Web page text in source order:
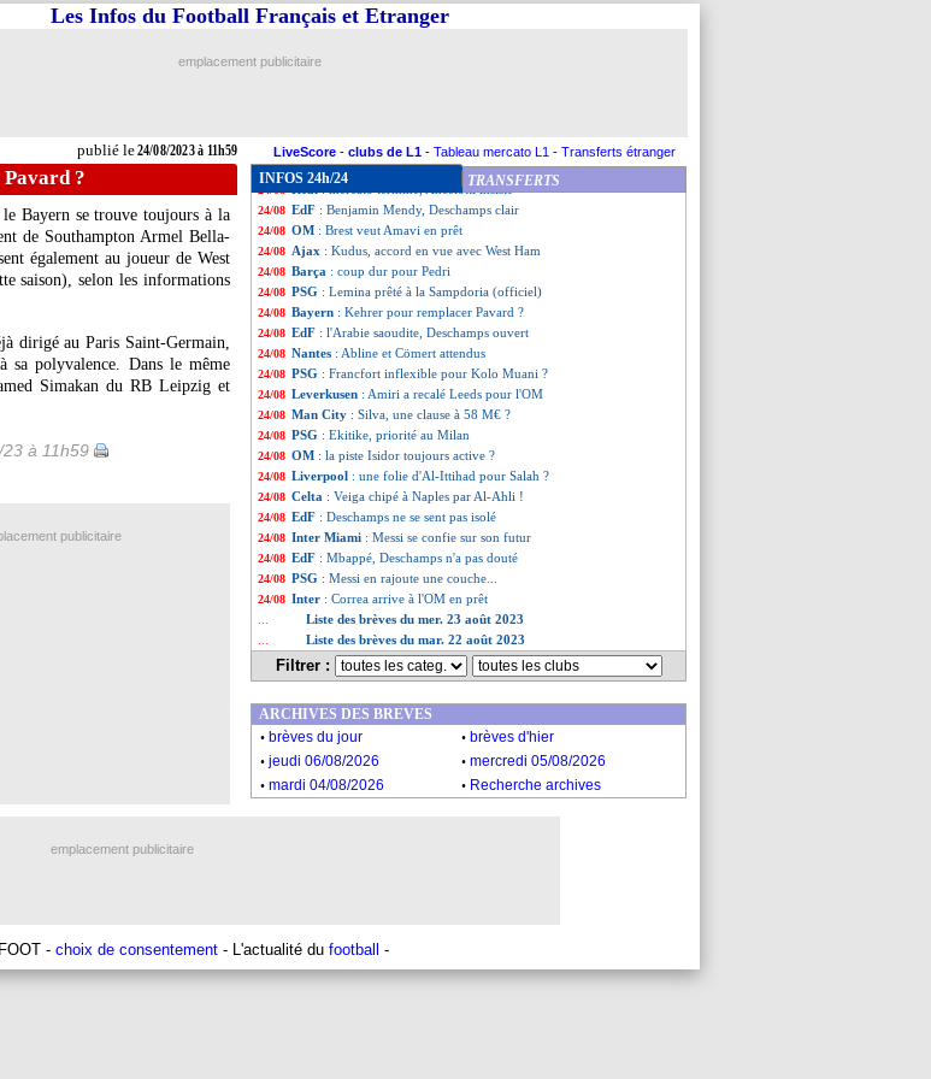
publié le24/08/2023 à 11h59
Les Infos du Football Français et Etranger
emplacement publicitaire
LiveScore - clubs de L1 - Tableau mercato L1 - Transferts étranger
?
Bayern se trouve toujours à la
de Southampton Armel Bella-
également au joueur de West
saison), selon les informations
dirigé au Paris Saint-Germain,
sa polyvalence. Dans le même
Simakan du RB Leipzig et
à 11h59
INFOS 24h/24 TRANSFERTS
24/08 L1: OM-Brest décalé samedi à 19h
24/08 EdF: Pogba, le message de Deschamps
24/08 Arsenal
24/08 Leverkusen: la Roma se place pour Azmoun
24/08 VIDEO: Félix chahuté par les fans de l'Atletico
: mercato terminé, Ancelotti insiste
24/08 EdF : Benjamin Mendy, Deschamps clair
24/08 OM : Brest veut Amavi en prêt
24/08 Ajax : Kudus, accord en vue avec West Ham
24/08 Barça : coup dur pour Pedri
24/08 PSG : Lemina prêté à la Sampdoria (officiel)
24/08 Bayern : Kehrer pour remplacer Pavard ?
24/08 EdF : l'Arabie saoudite, Deschamps ouvert
24/08 Nantes : Abline et Cömert attendus
24/08 PSG : Francfort inflexible pour Kolo Muani ?
24/08 Leverkusen : Amiri a recalé Leeds pour l'OM
24/08 Man City : Silva, une clause à 58 M€ ?
24/08 PSG : Ekitike, priorité au Milan
24/08 OM : la piste Isidor toujours active ?
24/08 Liverpool : une folie d'Al-Ittihad pour Salah ?
24/08 Celta : Veiga chipé à Naples par Al-Ahli !
24/08 EdF : Deschamps ne se sent pas isolé
24/08 Inter Miami : Messi se confie sur son futur
24/08 EdF : Mbappé, Deschamps n'a pas douté
24/08 PSG : Messi en rajoute une couche...
24/08 Inter : Correa arrive à l'OM en prêt
Liste des brèves du mer. 23 août 2023
Liste des brèves du mar. 22 août 2023
Filtrer :
publicitaire
ARCHIVES DES BREVES
. brèves du jour . brèves d'hier
. jeudi 06/08/2026 . mercredi 05/08/2026
. mardi 04/08/2026 . Recherche archives
emplacement publicitaire
- choix de consentement - L'actualité du football -